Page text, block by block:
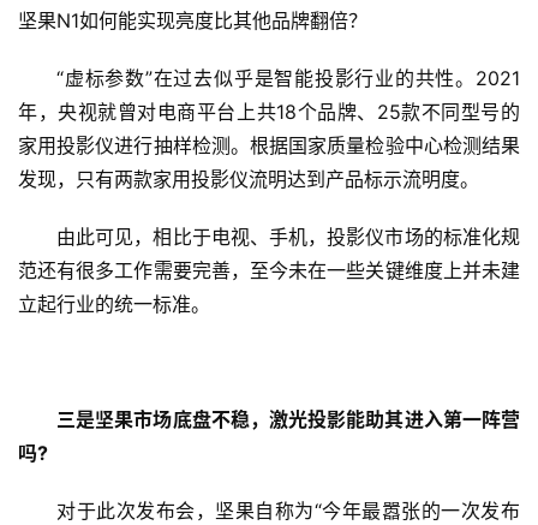
说
新
商
专
栏
坚果N1如何能实现亮度比其他品牌翻倍？
“虚标参数”在过去似乎是智能投影行业的共性。2021
年，央视就曾对电商平台上共18个品牌、25款不同型号的
家用投影仪进行抽样检测。根据国家质量检验中心检测结果
发现，只有两款家用投影仪流明达到产品标示流明度。
由此可见，相比于电视、手机，投影仪市场的标准化规
范还有很多工作需要完善，至今未在一些关键维度上并未建
立起行业的统一标准。
三是坚果市场底盘不稳，激光投影能助其进入第一阵营
吗?
对于此次发布会，坚果自称为“今年最嚣张的一次发布